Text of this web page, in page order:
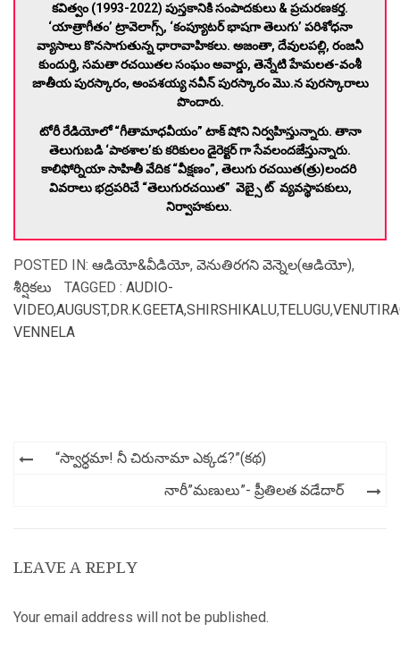
కవిత్వం (1993-2022) పుస్తకానికి సంపాదకులు & ప్రచురణకర్త.
‘యాత్రాగీతం’ ట్రావెలాగ్స్, ‘కంప్యూటర్ భాషగా తెలుగు’ పరిశోధనా
వ్యాసాలు కొనసాగుతున్న ధారావాహికలు. అజంతా, దేవులపల్లి, రంజనీ
కుందుర్తి, సమతా రచయితల సంఘం అవార్డు, తెన్నేటి హేమలత-వంశీ
జాతీయ పురస్కారం, అంపశయ్య నవీన్ పురస్కారం మొ.న పురస్కారాలు
పొందారు.
టోరీ రేడియోలో “గీతామాధవీయం” టాక్ షోని నిర్వహిస్తున్నారు. తానా
తెలుగుబడి ‘పాఠశాల’కు కరికులం డైరెక్టర్ గా సేవలందజేస్తున్నారు.
కాలిఫోర్నియా సాహితీ వేదిక “వీక్షణం”, తెలుగు రచయిత(త్రు)లందరి
వివరాలు భద్రపరిచే “తెలుగురచయిత” వెబ్సై ట్ వ్యవస్థాపకులు,
నిర్వాహకులు.
POSTED IN: ఆడియో&వీడియో, వెనుతిరగని వెన్నెల(ఆడియో),
శీర్షికలు
TAGGED : AUDIO-
VIDEO,AUGUST,DR.K.GEETA,SHIRSHIKALU,TELUGU,
VENNELA
Post
navigation
“స్వార్ధమా! నీ చిరునామా ఎక్కడ?”(కథ)
నారీ”మణులు”- ప్రీతిలత వడేదార్
LEAVE A REPLY
Your email address will not be published.